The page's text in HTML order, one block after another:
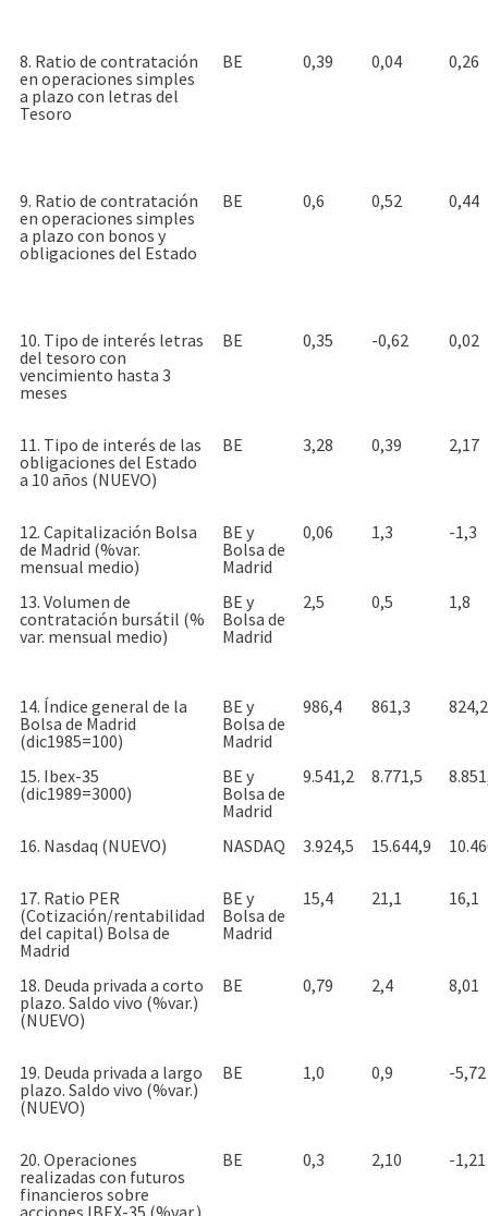
8. Ratio de contratación
en operaciones simples
a plazo con letras del
Tesoro
BE 0,39 0,04 0,26
9. Ratio de contratación
en operaciones simples
a plazo con bonos y
obligaciones del Estado
BE 0,6 0,52 0,44
10. Tipo de interés letras
del tesoro con
vencimiento hasta 3
meses
BE 0,35 -0,62 0,02
11. Tipo de interés de las
obligaciones del Estado
a 10 años (NUEVO)
BE 3,28 0,39 2,17
12. Capitalización Bolsa
de Madrid (%var.
mensual medio)
BE y
Bolsa de
Madrid
0,06 1,3 -1,3
13. Volumen de
contratación bursátil (%
var. mensual medio)
BE y
Bolsa de
Madrid
2,5 0,5 1,8
14. Índice general de la
Bolsa de Madrid
(dic1985=100)
BE y
Bolsa de
Madrid
986,4 861,3 824,2
15. Ibex-35
(dic1989=3000)
BE y
Bolsa de
Madrid
9.541,2 8.771,5
16. Nasdaq (NUEVO) NASDAQ 3.924,5 15.644,9
17. Ratio PER
(Cotización/rentabilidad
del capital) Bolsa de
Madrid
BE y
Bolsa de
Madrid
15,4 21,1 16,1
18. Deuda privada a corto
plazo. Saldo vivo (%var.)
(NUEVO)
BE 0,79 2,4 8,01
19. Deuda privada a largo
plazo. Saldo vivo (%var.)
(NUEVO)
BE 1,0 0,9 -5,72
20. Operaciones
realizadas con futuros
financieros sobre
BE 0,3 2,10 -1,21